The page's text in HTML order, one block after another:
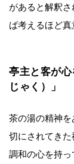
があると解釈
ば考えるほど真
亭主と客が
じゃく）」
茶の湯の精神
切にされてき
調和の心を持